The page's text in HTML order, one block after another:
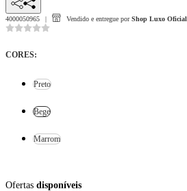
4000050965 Vendido e entregue por Shop Luxo Oficial
CORES:
Preto
Bege
Marrom
Ofertas disponíveis